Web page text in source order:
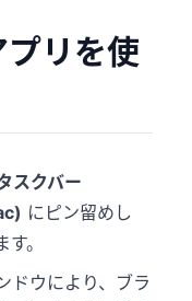
リを使
スクバー
にピン留めし
。
ドウにより、ブラ